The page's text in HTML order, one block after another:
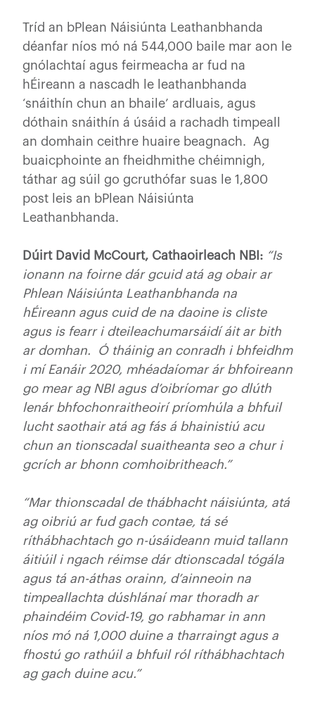
Tríd an bPlean Náisiúnta Leathanbhanda
déanfar níos mó ná 544,000 baile mar aon le
gnólachtaí agus feirmeacha ar fud na
hÉireann a nascadh le leathanbhanda
‘snáithín chun an bhaile’ ardluais, agus
dóthain snáithín á úsáid a rachadh timpeall
an domhain ceithre huaire beagnach. Ag
buaicphointe an fheidhmithe chéimnigh,
táthar ag súil go gcruthófar suas le 1,800
post leis an bPlean Náisiúnta
Leathanbhanda.
Dúirt David McCourt, Cathaoirleach NBI: “Is
ionann na foirne dár gcuid atá ag obair ar
Phlean Náisiúnta Leathanbhanda na
hÉireann agus cuid de na daoine is cliste
agus is fearr i dteileachumarsáidí áit ar bith
ar domhan. Ó tháinig an conradh i bhfeidhm
i mí Eanáir 2020, mhéadaíomar ár bhfoireann
go mear ag NBI agus d’oibríomar go dlúth
lenár bhfochonraitheoirí príomhúla a bhfuil
lucht saothair atá ag fás á bhainistiú acu
chun an tionscadal suaitheanta seo a chur i
gcrích ar bhonn comhoibritheach.”
“Mar thionscadal de thábhacht náisiúnta, atá
ag oibriú ar fud gach contae, tá sé
ríthábhachtach go n-úsáideann muid tallann
áitiúil i ngach réimse dár dtionscadal tógála
agus tá an-áthas orainn, d’ainneoin na
timpeallachta dúshlánaí mar thoradh ar
phaindéim Covid-19, go rabhamar in ann
níos mó ná 1,000 duine a tharraingt agus a
fhostú go rathúil a bhfuil ról ríthábhachtach
ag gach duine acu.”